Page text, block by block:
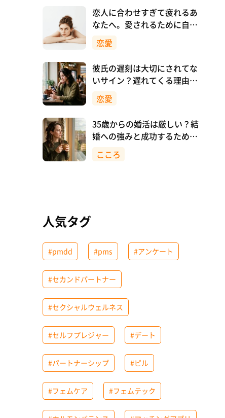
恋人に合わせすぎて疲れるあ
なたへ。愛されるために自分
を消さない恋愛のつくり方
恋愛
彼氏の遅刻は大切にされてな
いサイン？遅れてくる理由と
対処法
恋愛
35歳からの婚活は厳しい？結
婚への強みと成功するために
意識したいこと
こころ
人気タグ
#pmdd #pms #アンケート
#セカンドパートナー
#セクシャルウェルネス
#セルフプレジャー #デート
#パートナーシップ #ピル
#フェムケア #フェムテック